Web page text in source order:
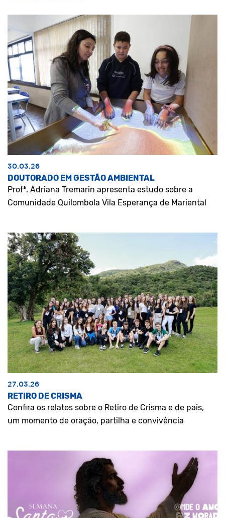
30.03.26
DOUTORADO EM GESTÃO AMBIENTAL
Profª. Adriana Tremarin apresenta estudo sobre a
Comunidade Quilombola Vila Esperança de Mariental
27.03.26
RETIRO DE CRISMA
Confira os relatos sobre o Retiro de Crisma e de pais,
um momento de oração, partilha e convivência